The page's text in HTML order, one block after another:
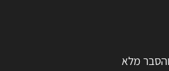
מלא